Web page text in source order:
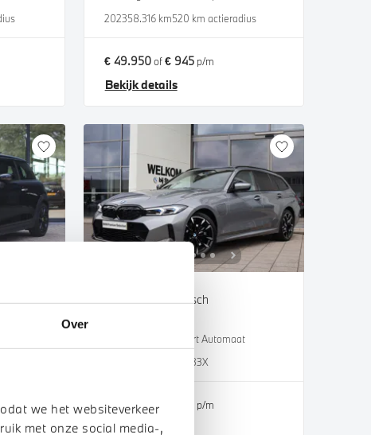
Over
we het websiteverkeer
met onze social media-,
202358.316 km520 km actieradius
€ 49.950of€ 945p/m
Bekijk details
's-Hertogenbosch
Touring 330e M Sport Automaat
HKF33X
€ 49.450of p/m
Bekijk details